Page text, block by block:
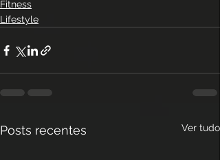
Fitness
Lifestyle
Posts recentes Ver tudo